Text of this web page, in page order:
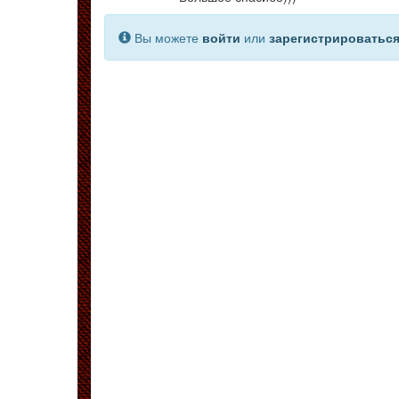
Вы можете войти или зарегистрироваться